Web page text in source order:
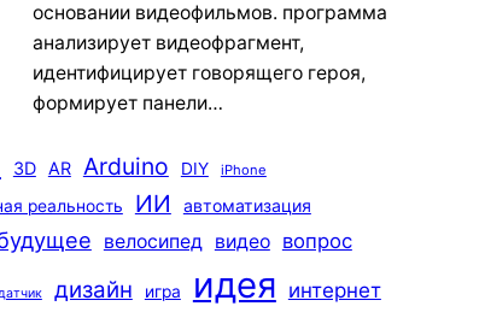
основании видеофильмов. программа
анализирует видеофрагмент,
идентифицирует говорящего героя,
формирует панели…
3D AR Arduino DIY iPhone
реальность ИИ автоматизация
велосипед видео вопрос
датчик дизайн игра идея интернет